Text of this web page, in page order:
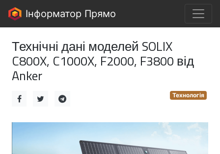
Інформатор Прямо
Технічні дані моделей SOLIX
C800X, C1000X, F2000, F3800 від
Anker
Технологія